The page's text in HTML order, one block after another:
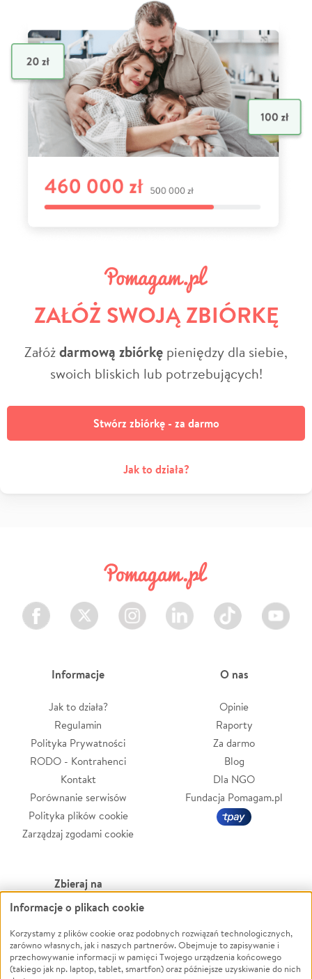
ZAŁÓŻ SWOJĄ ZBIÓRKĘ
Załóżdarmową zbiórkę pieniędzy dla siebie,
swoich bliskich lub potrzebujących!
Stwórz zbiórkę - za darmo
Jak to działa?
Facebook Twitter Instagram LinkedIn TikTok Youtube
Informacje
Jak to działa?
Regulamin
Polityka Prywatności
RODO - Kontrahenci
Kontakt
Porównanie serwisów
Polityka plików cookie
Zarządzaj zgodami cookie
O nas
Opinie
Raporty
Za darmo
Blog
Dla NGO
Fundacja Pomagam.pl
Zbieraj na
Leczenie
Zwierzęta
Pożar
Ukraina
Powódź
Wichura
NGO
Informacje o plikach cookie
Korzystamy z plików cookie oraz podobnych rozwiązań technologicznych,
zarówno własnych, jak i naszych partnerów. Obejmuje to zapisywanie i
przechowywanie informacji w pamięci Twojego urządzenia końcowego
(takiego jak np. laptop, tablet, smartfon) oraz późniejsze uzyskiwanie do nich